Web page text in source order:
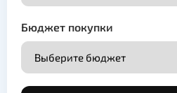
Бюджет покупки